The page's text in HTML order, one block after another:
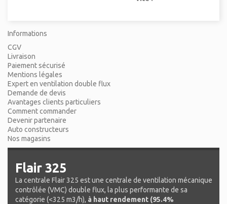
Informations
CGV
Livraison
Paiement sécurisé
Mentions légales
Expert en ventilation double flux
Demande de devis
Avantages clients particuliers
Comment commander
Devenir partenaire
Auto constructeurs
Nos magasins
Flair 325
La centrale Flair 325 est une centrale de ventilation mécanique
contrôlée (VMC) double flux, la plus performante de sa
catégorie (<325 m3/h), à haut rendement (95.4%